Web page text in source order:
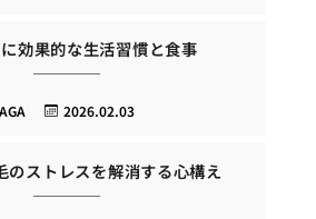
効果的な生活習慣と食事
2026.02.03
AGA
のストレスを解消する心構え